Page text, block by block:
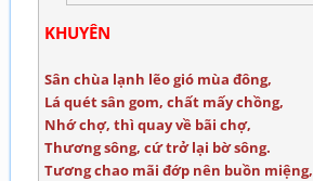
KHUYÊN
Sân chùa lạnh lẽo gió mùa đông,
Lá quét sân gom, chất mấy chồng,
Nhớ chợ, thì quay về bãi chợ,
Thương sông, cứ trở lại bờ sông.
Tương chao mãi đớp nên buồn miệng,